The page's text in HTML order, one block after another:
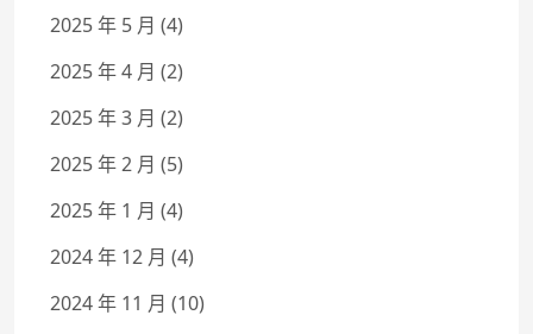
2025 年 5 月 (4)
2025 年 4 月 (2)
2025 年 3 月 (2)
2025 年 2 月 (5)
2025 年 1 月 (4)
2024 年 12 月 (4)
2024 年 11 月 (10)